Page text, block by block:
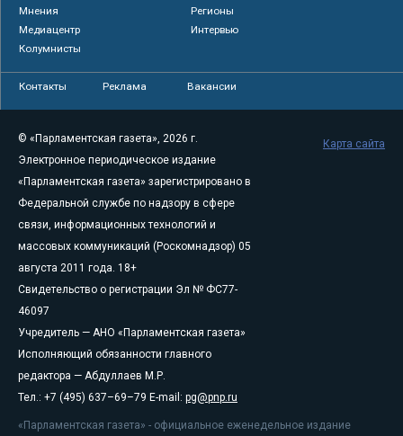
Мнения
Регионы
Медиацентр
Интервью
Колумнисты
Контакты Реклама Вакансии
© «Парламентская газета», 2026 г.
Электронное периодическое издание
«Парламентская газета» зарегистрировано в
Федеральной службе по надзору в сфере
связи, информационных технологий и
массовых коммуникаций (Роскомнадзор) 05
августа 2011 года. 18+
Свидетельство о регистрации Эл № ФС77-
46097
Учредитель — АНО «Парламентская газета»
Исполняющий обязанности главного
редактора — Абдуллаев М.Р.
Тел.: +7 (495) 637–69–79 E-mail: pg@pnp.ru
«Парламентская газета» - официальное еженедельное издание
Карта сайта